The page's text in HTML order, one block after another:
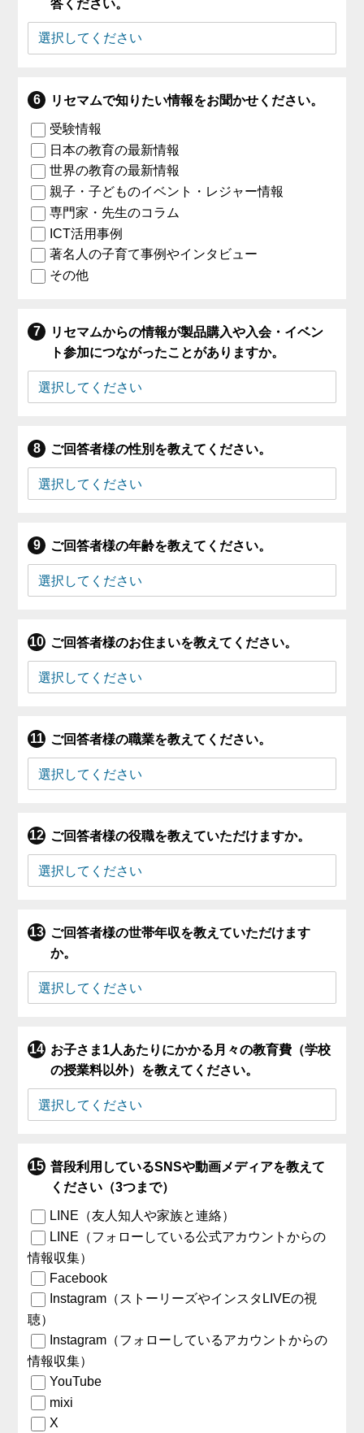
答ください。
リセマムで知りたい情報をお聞かせください。
受験情報
日本の教育の最新情報
世界の教育の最新情報
親子・子どものイベント・レジャー情報
専門家・先生のコラム
ICT活用事例
著名人の子育て事例やインタビュー
その他
リセマムからの情報が製品購入や入会・イベン
ト参加につながったことがありますか。
ご回答者様の性別を教えてください。
ご回答者様の年齢を教えてください。
ご回答者様のお住まいを教えてください。
ご回答者様の職業を教えてください。
ご回答者様の役職を教えていただけますか。
ご回答者様の世帯年収を教えていただけます
か。
お子さま1人あたりにかかる月々の教育費（学校
の授業料以外）を教えてください。
普段利用しているSNSや動画メディアを教えて
ください（3つまで）
LINE（友人知人や家族と連絡）
LINE（フォローしている公式アカウントからの
情報収集）
Facebook
Instagram（ストーリーズやインスタLIVEの視
聴）
Instagram（フォローしているアカウントからの
情報収集）
YouTube
mixi
X